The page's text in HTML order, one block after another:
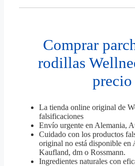
Comprar
rodillas
precio
La tienda online original de
falsificaciones
Envío urgente en Alemania,
Cuidado con los productos
original no está disponible en
Kaufland, dm o Rossmann.
Ingredientes naturales con